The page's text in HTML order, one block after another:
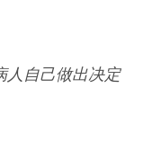
人自己做出决定